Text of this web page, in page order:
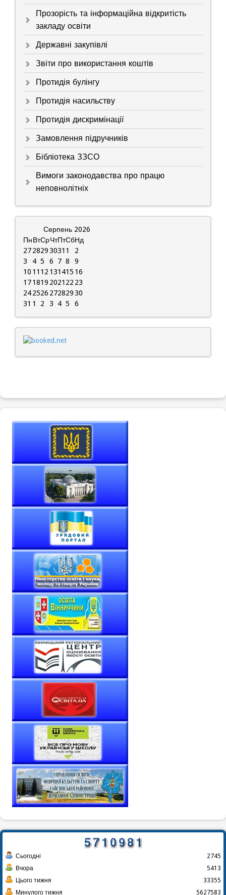
Прозорість та інформаційна відкритість
закладу освіти
Державні закупівлі
Звіти про використання коштів
Протидія булінгу
Протидія насильству
Протидія дискримінації
Замовлення підручників
Бібліотека ЗЗСО
Вимоги законодавства про працю
неповнолітніх
Серпень 2026
ПнВтСрЧтПтСбНд
2728293031 1
2
3
4 5 6 7 8
9
10 11 12 131415 16
171819 2021 22 23
242526 27282930
31 1 2 3 4 5 6
Сьогодні
Вчора
Цього тижня
Минулого тижня
2745
5413
33355
5627583